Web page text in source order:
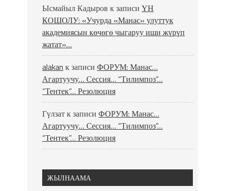
Ысмайыл Кадыров к записи ҮН
КОШОЛУ: «Учурда «Манас» улуттук
академиясын көчөгө чыгаруу иши жүрүп
жатат»…
alakan к записи ФОРУМ: Манас…
Агартуучу… Сессия… “Тилимпоз”…
“Тентек”… Резолюция
Гүлзатк записи ФОРУМ: Манас…
Агартуучу… Сессия… “Тилимпоз”…
“Тентек”… Резолюция
ЖЫЛНААМА